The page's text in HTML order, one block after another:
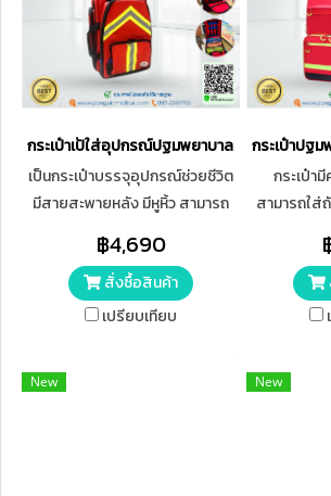
กระเป๋าเป้ใส่อุปกรณ์ปฐมพยาบาลขั้นสูง
เป็นกระเป๋าบรรจุอุปกรณ์ช่วยชีวิต
มีสายสะพายหลัง มีหูหิ้ว สามารถ
ความแข็งแรงทนทาน กันกระแทก
สะดวกในการเคลื่อนย้าย
฿4,690
สั่งซื้อสินค้า
เปรียบเทียบ
กระเป๋าปฐ
กระเป๋า
สามารถใส่
อุปกรณ์
New New